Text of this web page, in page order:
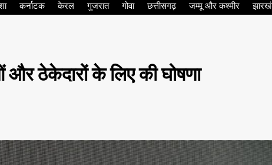
कर्नाटक केरल गुजरात गोवा छत्तीसगढ़ जम्मू और कश्मीर
और ठेकेदारों के लिए की घोषणा